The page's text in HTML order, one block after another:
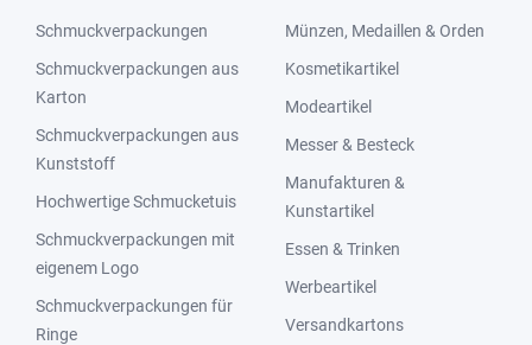
Schmuckverpackungen
Schmuckverpackungen aus
Karton
Schmuckverpackungen aus
Kunststoff
Hochwertige Schmucketuis
Schmuckverpackungen mit
eigenem Logo
Schmuckverpackungen für
Ringe
Münzen, Medaillen & Orden
Kosmetikartikel
Modeartikel
Messer & Besteck
Manufakturen &
Kunstartikel
Essen & Trinken
Werbeartikel
Versandkartons